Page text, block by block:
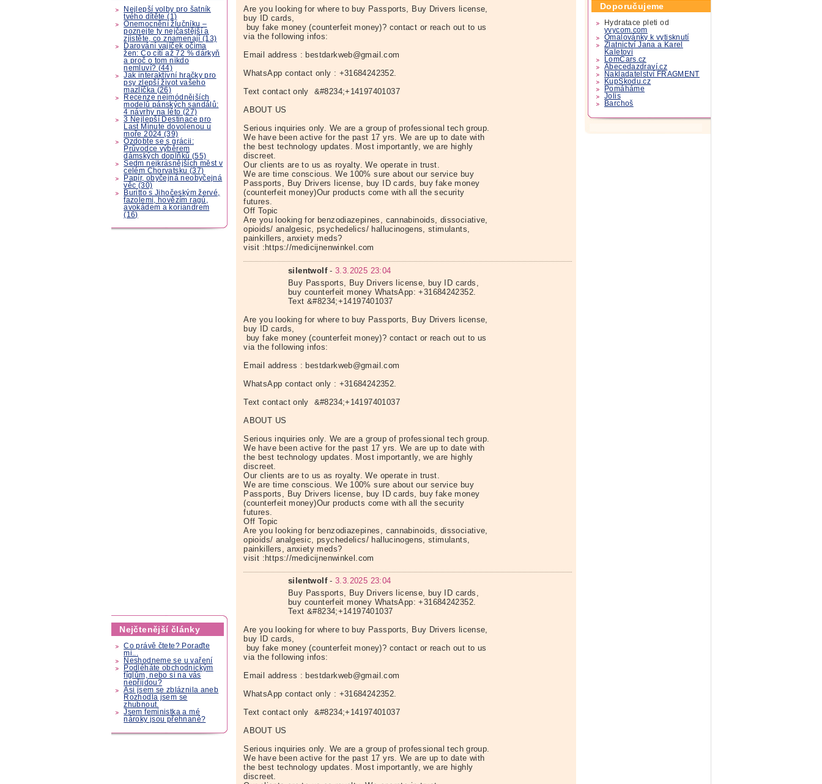
Nejlepší volby pro šatník
tvého dítěte (1)
Onemocnění žlučníku –
poznejte ty nejčastější a
zjistěte, co znamenají (13)
Darování vajíček očima
žen: Co cítí až 72 % dárkyň
a proč o tom nikdo
nemluví? (44)
Jak interaktivní hračky pro
psy zlepší život vašeho
mazlíčka (26)
Recenze nejmódnějších
modelů pánských sandálů:
4 návrhy na léto (27)
3 Nejlepší Destinace pro
Last Minute dovolenou u
moře 2024 (39)
Ozdobte se s grácii:
Průvodce výběrem
dámských doplňků (55)
Sedm nejkrásnějších měst v
celém Chorvatsku (37)
Papír, obyčejná neobyčejná
věc (30)
Buritto s Jihočeským žervé,
fazolemi, hovězím ragú,
avokádem a koriandrem
(16)
Nejčtenější články
Co právě čtete? Poraďte
mi...
Neshodneme se u vaření
Podléháte obchodnickým
fíglům, nebo si na vás
nepřijdou?
Asi jsem se zbláznila aneb
Rozhodla jsem se
zhubnout.
Jsem feministka a mé
nároky jsou přehnané?
Are you looking for where to buy Passports, Buy Drivers license,
buy ID cards,
buy fake money (counterfeit money)? contact or reach out to us
via the following infos:
Email address : bestdarkweb@gmail.com
WhatsApp contact only : +31684242352.
Text contact only &#8234;+14197401037
ABOUT US
Serious inquiries only. We are a group of professional tech group.
We have been active for the past 17 yrs. We are up to date with
the best technology updates. Most importantly, we are highly
discreet.
Our clients are to us as royalty. We operate in trust.
We are time conscious. We 100% sure about our service buy
Passports, Buy Drivers license, buy ID cards, buy fake money
(counterfeit money)Our products come with all the security
futures.
Off Topic
Are you looking for benzodiazepines, cannabinoids, dissociative,
opioids/ analgesic, psychedelics/ hallucinogens, stimulants,
painkillers, anxiety meds?
visit :https://medicijnenwinkel.com
silentwolf-3.3.2025 23:04
Buy Passports, Buy Drivers license, buy ID cards,
buy counterfeit money WhatsApp: +31684242352.
Text &#8234;+14197401037
Are you looking for where to buy Passports, Buy Drivers license,
buy ID cards,
buy fake money (counterfeit money)? contact or reach out to us
via the following infos:
Email address : bestdarkweb@gmail.com
WhatsApp contact only : +31684242352.
Text contact only &#8234;+14197401037
ABOUT US
Serious inquiries only. We are a group of professional tech group.
We have been active for the past 17 yrs. We are up to date with
the best technology updates. Most importantly, we are highly
discreet.
Our clients are to us as royalty. We operate in trust.
We are time conscious. We 100% sure about our service buy
Passports, Buy Drivers license, buy ID cards, buy fake money
(counterfeit money)Our products come with all the security
futures.
Off Topic
Are you looking for benzodiazepines, cannabinoids, dissociative,
opioids/ analgesic, psychedelics/ hallucinogens, stimulants,
painkillers, anxiety meds?
visit :https://medicijnenwinkel.com
silentwolf-3.3.2025 23:04
Buy Passports, Buy Drivers license, buy ID cards,
buy counterfeit money WhatsApp: +31684242352.
Text &#8234;+14197401037
Are you looking for where to buy Passports, Buy Drivers license,
buy ID cards,
buy fake money (counterfeit money)? contact or reach out to us
via the following infos:
Email address : bestdarkweb@gmail.com
WhatsApp contact only : +31684242352.
Text contact only &#8234;+14197401037
ABOUT US
Serious inquiries only. We are a group of professional tech group.
We have been active for the past 17 yrs. We are up to date with
the best technology updates. Most importantly, we are highly
discreet.
Doporučujeme
Hydratace pleti od
yvycom.com
Omalovánky k vytisknutí
Zlatnictví Jana a Karel
Kaletovi
LomCars.cz
Abecedazdraví.cz
Nakladatelství FRAGMENT
KupSkodu.cz
Pomáháme
Jolis
Barchoš